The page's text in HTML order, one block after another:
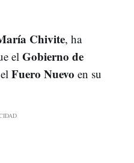
Chivite, ha
el Gobierno de
Fuero Nuevo en su